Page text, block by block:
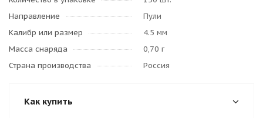
Направление
Пули
Калибр или размер
4.5 мм
Масса снаряда
0,70 г
Страна производства
Россия
Как купить